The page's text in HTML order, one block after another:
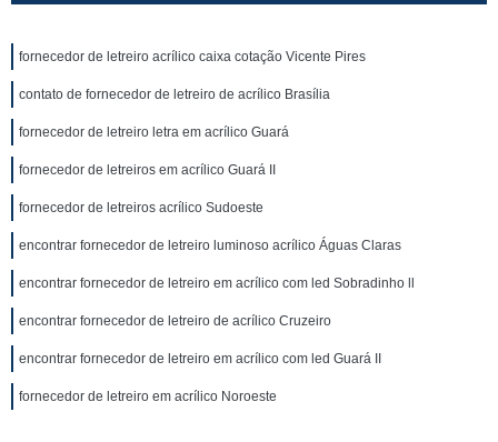
fornecedor de letreiro acrílico caixa cotação Vicente Pires
contato de fornecedor de letreiro de acrílico Brasília
fornecedor de letreiro letra em acrílico Guará
fornecedor de letreiros em acrílico Guará II
fornecedor de letreiros acrílico Sudoeste
encontrar fornecedor de letreiro luminoso acrílico Águas Claras
encontrar fornecedor de letreiro em acrílico com led Sobradinho ll
encontrar fornecedor de letreiro de acrílico Cruzeiro
encontrar fornecedor de letreiro em acrílico com led Guará II
fornecedor de letreiro em acrílico Noroeste